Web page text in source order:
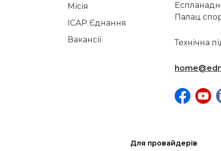
Місія
ІСАР Єднання
Вакансії
Палац
Технічна
Для провайдерів